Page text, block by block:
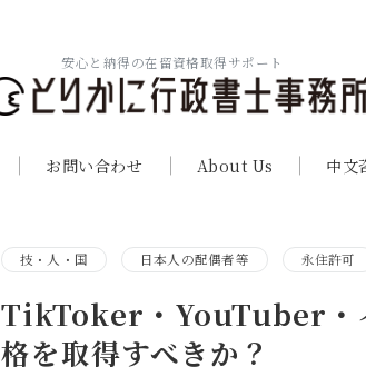
安心と納得の在留資格取得サポート
お問い合わせ About Us 中文
技・人・国 日本人の配偶者等 永住許可
TikToker・YouTuber・
格を取得すべきか？